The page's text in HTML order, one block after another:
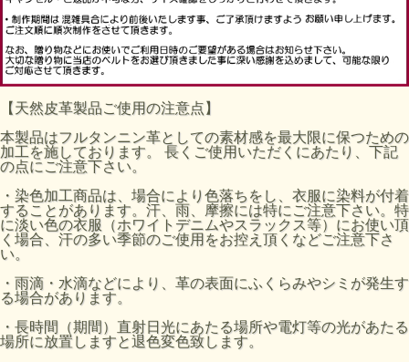
【天然皮革製品ご使用の注意点】
本製品はフルタンニン革としての素材感を最大限に保つための
加工を施しております。 長くご使用いただくにあたり、下記
の点にご注意下さい。
・染色加工商品は、場合により色落ちをし、衣服に染料が付着
することがあります。汗、雨、摩擦には特にご注意下さい。特
に淡い色の衣服（ホワイトデニムやスラックス等）にお使い頂
く場合、汗の多い季節のご使用をお控え頂くなどご注意下さ
い。
・雨滴・水滴などにより、革の表面にふくらみやシミが発生す
る場合があります。
・長時間（期間）直射日光にあたる場所や電灯等の光があたる
場所に放置しますと退色変色致します。